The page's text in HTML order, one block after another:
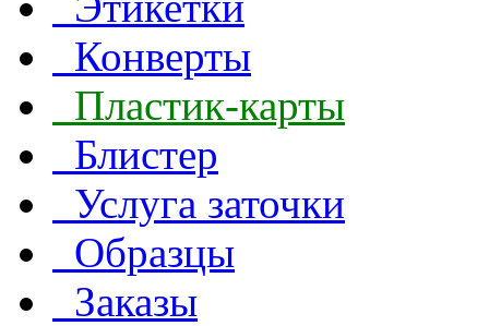
Конверты
Пластик-карты
Блистер
Услуга заточки
Образцы
Заказы